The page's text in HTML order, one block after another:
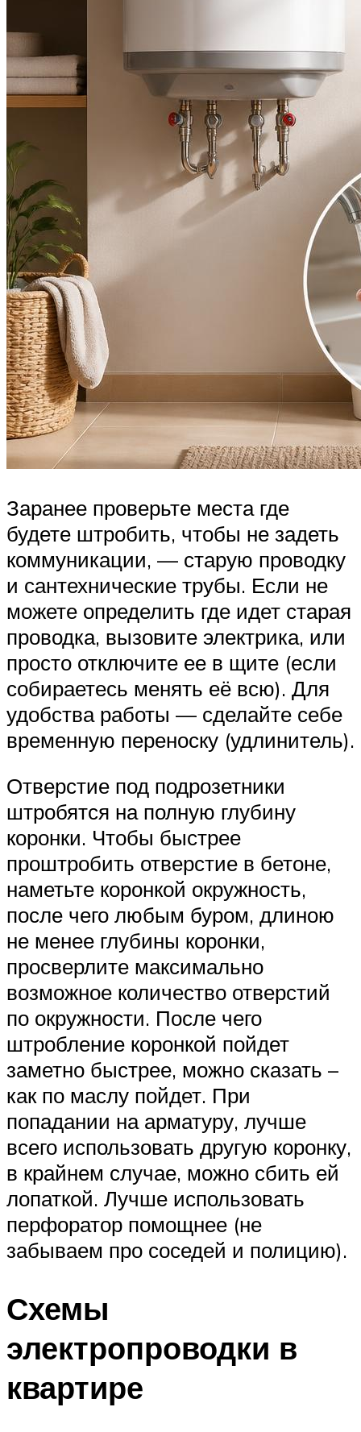
Заранее проверьте места где
будете штробить, чтобы не задеть
коммуникации, — старую проводку
и сантехнические трубы. Если не
можете определить где идет старая
проводка, вызовите электрика, или
просто отключите ее в щите (если
собираетесь менять её всю). Для
удобства работы — сделайте себе
временную переноску (удлинитель).
Отверстие под подрозетники
штробятся на полную глубину
коронки. Чтобы быстрее
проштробить отверстие в бетоне,
наметьте коронкой окружность,
после чего любым буром, длиною
не менее глубины коронки,
просверлите максимально
возможное количество отверстий
по окружности. После чего
штробление коронкой пойдет
заметно быстрее, можно сказать –
как по маслу пойдет. При
попадании на арматуру, лучше
всего использовать другую коронку,
в крайнем случае, можно сбить ей
лопаткой. Лучше использовать
перфоратор помощнее (не
забываем про соседей и полицию).
Схемы
электропроводки в
квартире